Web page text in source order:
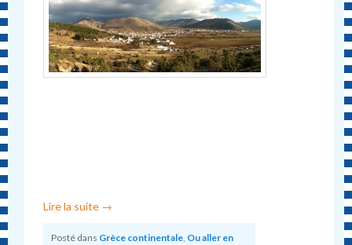
Lire la suite →
Posté dans Grèce continentale, Ou aller en